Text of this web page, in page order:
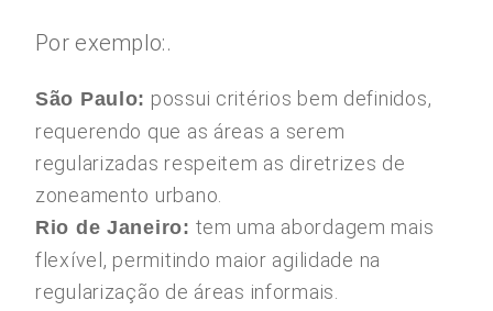
Por exemplo:.
São Paulo: possui critérios bem definidos,
requerendo que as áreas a serem
regularizadas respeitem as diretrizes de
zoneamento urbano.
Rio de Janeiro: tem uma abordagem mais
flexível, permitindo maior agilidade na
regularização de áreas informais.